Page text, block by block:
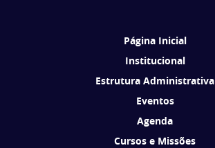
Página Inicial
Institucional
Estrutura Administrativa
Eventos
Agenda
Cursos e Missões